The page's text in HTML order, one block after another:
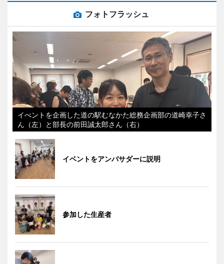
フォトフラッシュ
イべントを企画した道の駅むなかた総務企画部の道崎幸子さ
ん（左）と部長の前田誠太郎さん（右）
イベントをアンバサダーに説明
参加した生産者